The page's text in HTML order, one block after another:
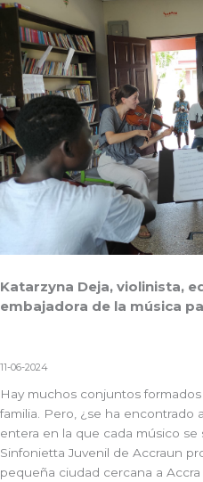
Katarzyna Deja, violinista,
embajadora de la música
11-06-2024
Hay muchos conjuntos
familia. Pero, ¿se ha encontrado
entera en la que cada músico
Sinfonietta Juvenil de Accraun
pequeña ciudad cercana a